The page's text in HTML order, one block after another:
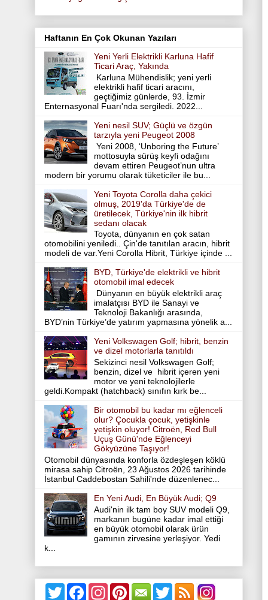
Haftanın En Çok Okunan Yazıları
Yeni Yerli Elektrikli Karluna Hafif
Ticari Araç, Yakında
Karluna Mühendislik; yeni yerli
elektrikli hafif ticari aracını,
geçtiğimiz günlerde, 93. İzmir
Enternasyonal Fuarı'nda sergiledi. 2022...
Yeni nesil SUV; Güçlü ve özgün
tarzıyla yeni Peugeot 2008
Yeni 2008, ‘Unboring the Future’
mottosuyla sürüş keyfi odağını
devam ettiren Peugeot’nun ultra
modern bir yorumu olarak tüketiciler ile bu...
Yeni Toyota Corolla daha çekici
olmuş, 2019'da Türkiye'de de
üretilecek, Türkiye'nin ilk hibrit
sedanı olacak
Toyota, dünyanın en çok satan
otomobilini yeniledi.. Çin'de tanıtılan aracın, hibrit
modeli de var.Yeni Corolla Hibrit, Türkiye içinde ...
BYD, Türkiye'de elektrikli ve hibrit
otomobil imal edecek
Dünyanın en büyük elektrikli araç
imalatçısı BYD ile Sanayi ve
Teknoloji Bakanlığı arasında,
BYD’nin Türkiye’de yatırım yapmasına yönelik a...
Yeni Volkswagen Golf; hibrit, benzin
ve dizel motorlarla tanıtıldı
Sekizinci nesil Volkswagen Golf;
benzin, dizel ve hibrit içeren yeni
motor ve yeni teknolojilerle
geldi.Kompakt (hatchback) sınıfın kırk be...
Bir otomobil bu kadar mı eğlenceli
olur? Çocukla çocuk, yetişkinle
yetişkin oluyor! Citroën, Red Bull
Uçuş Günü'nde Eğlenceyi
Gökyüzüne Taşıyor!
Otomobil dünyasında konforla özdeşleşen köklü
mirasa sahip Citroën, 23 Ağustos 2026 tarihinde
İstanbul Caddebostan Sahili'nde düzenlenec...
En Yeni Audi, En Büyük Audi; Q9
Audi'nin ilk tam boy SUV modeli Q9,
markanın bugüne kadar imal ettiği
en büyük otomobil olarak ürün
gamının zirvesine yerleşiyor. Yedi
k...
T
w
F
P
T